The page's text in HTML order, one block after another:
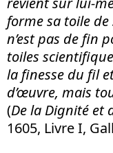
forme sa toile
n’est pas de fin
toiles
la finesse du fil
d’œuvre, mais
(De la Dignité et
1605, Livre I,